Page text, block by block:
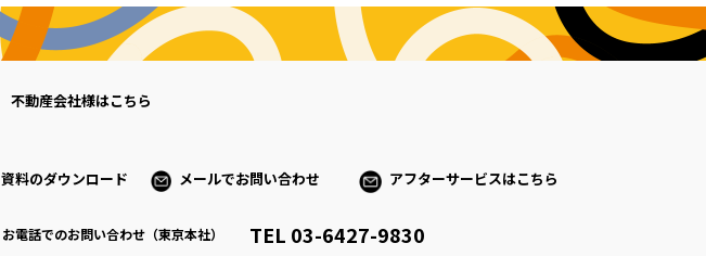
不動産会社様はこちら
資料のダウンロード メールでお問い合わせ アフターサービスはこちら
お電話でのお問い合わせ（東京本社） TEL 03-6427-9830